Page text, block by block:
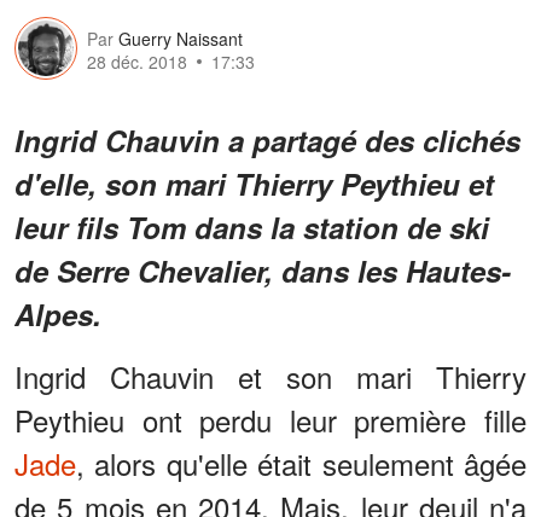
Par Guerry Naissant
28 déc. 2018
17:33
Ingrid Chauvin a partagé des clichés
d'elle, son mari Thierry Peythieu et
leur fils Tom dans la station de ski
de Serre Chevalier, dans les Hautes-
Alpes.
Ingrid Chauvin et son mari Thierry
Peythieu ont perdu leur première fille
Jade, alors qu'elle était seulement âgée
de 5 mois en 2014. Mais, leur deuil n'a